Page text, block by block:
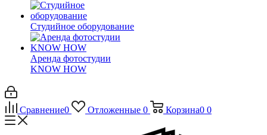
Студийное оборудование
Аренда фотостудии
KNOW HOW
Сравнение0 Отложенные 0 Корзина0 0